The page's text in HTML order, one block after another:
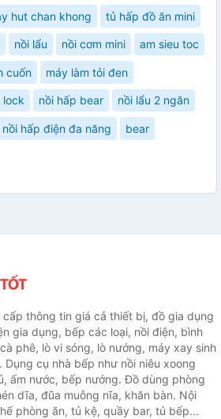
hut chan khong tủ hấp đồ ăn mini
nồi lẩu nồi cơm mini am sieu toc
cuốn máy làm tỏi đen
lock nồi hấp bear nồi lẩu 2 ngăn
nồi hấp điện đa năng bear
cấp thông tin giá cả thiết bị, đồ gia dụng
gia dụng, bếp các loại, nồi điện, bình
phê, lò vi sóng, lò nướng, máy xay sinh
cụ nhà bếp như nồi niêu xoong
ấm nước, bếp nướng. Đồ dùng phòng
dĩa, đũa muỗng nĩa, khăn bàn. Nội
phòng ăn, tủ kệ, quầy bar, tủ bếp...